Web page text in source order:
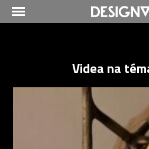
Videa na